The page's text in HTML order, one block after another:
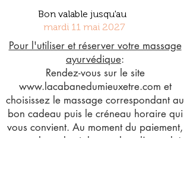
Bon valable jusqu'au
mardi 11 mai 2027
Pour l'utiliser et réserver votre massage
ayurvédique:
Rendez-vous sur le site
www.lacabanedumieuxetre.com et
choisissez le massage correspondant au
bon cadeau puis le créneau horaire qui
vous convient. Au moment du paiement,
entrez le code ci-dessus dans l'encadré